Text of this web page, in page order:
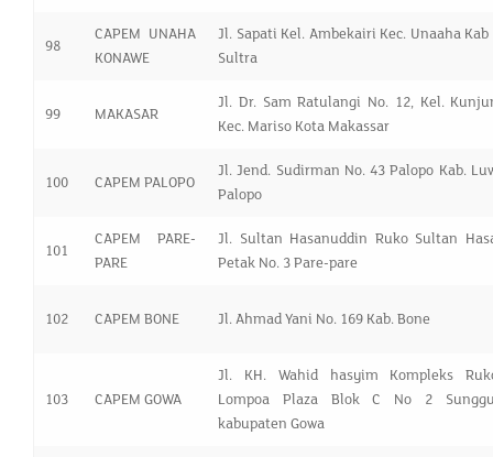
98
CAPEM UNAHA
KONAWE
Jl. Sapati Kel. Ambekairi Kec. Unaaha Kab
Sultra
99 MAKASAR
Jl. Dr. Sam Ratulangi No. 12, Kel.
Kec. Mariso Kota Makassar
100 CAPEM PALOPO
Jl. Jend. Sudirman No. 43 Palopo Kab.
Palopo
101
CAPEM PARE-
PARE
Jl. Sultan Hasanuddin Ruko Sultan
Petak No. 3 Pare-pare
102 CAPEM BONE Jl. Ahmad Yani No. 169 Kab. Bone
103 CAPEM GOWA
Jl. KH. Wahid hasyim Kompleks
Lompoa Plaza Blok C No 2
kabupaten Gowa